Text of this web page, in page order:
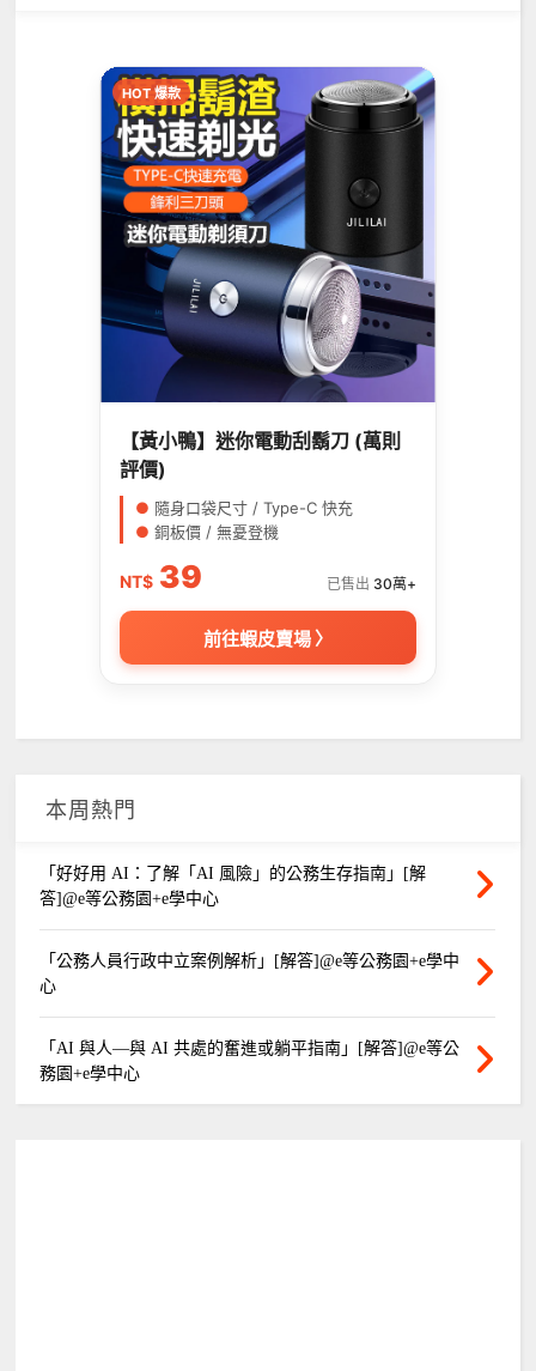
HOT 爆款
【黃小鴨】迷你電動刮鬍刀 (萬則
評價)
● 隨身口袋尺寸 / Type-C 快充
● 銅板價 / 無憂登機
NT$ 39 已售出 30萬+
前往蝦皮賣場 〉
本周熱門
「好好用 AI：了解「AI 風險」的公務生存指南」[解
答]@e等公務園+e學中心
「公務人員行政中立案例解析」[解答]@e等公務園+e學中
心
「AI 與人—與 AI 共處的奮進或躺平指南」[解答]@e等公
務園+e學中心